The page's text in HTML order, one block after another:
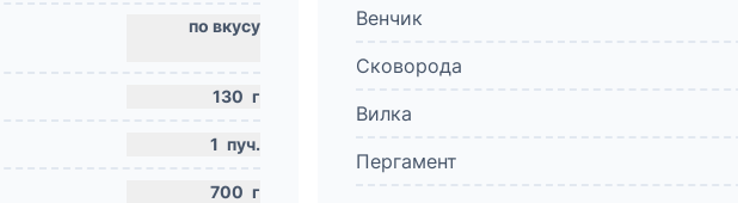
130 г
1 пуч.
700 г
Венчик
Сковорода
Вилка
Пергамент